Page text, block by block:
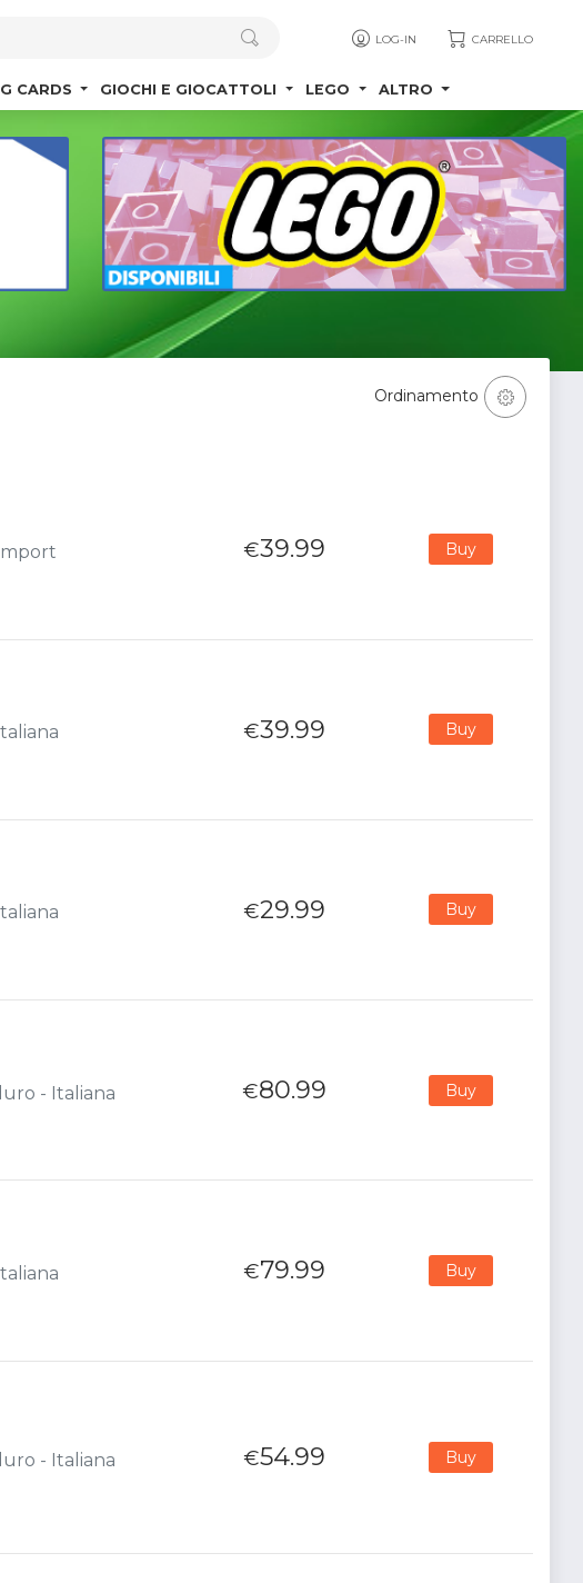
LOG-IN CARRELLO
CARDS GIOCHI E GIOCATTOLI LEGO ALTRO
Ordinamento
€39.99 Buy
€39.99 Buy
€29.99 Buy
- Italiana
€80.99 Buy
€79.99 Buy
- Italiana
€54.99 Buy